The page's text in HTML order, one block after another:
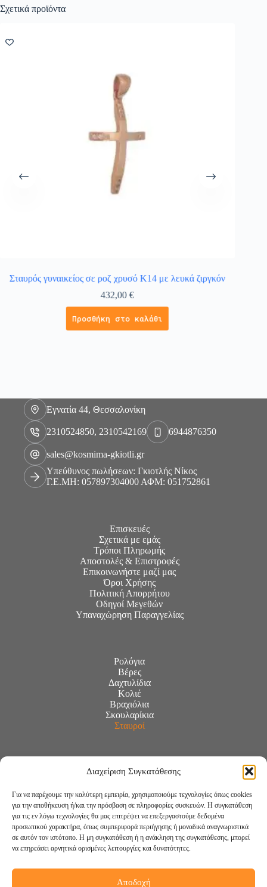
Διαχείριση Συγκατάθεσης
Για να παρέχουμε την καλύτερη εμπειρία, χρησιμοποιούμε τεχνολογίες όπως cookies
για την αποθήκευση ή/και την πρόσβαση σε πληροφορίες συσκευών. Η συγκατάθεση
για τις εν λόγω τεχνολογίες θα μας επιτρέψει να επεξεργαστούμε δεδομένα
προσωπικού χαρακτήρα, όπως συμπεριφορά περιήγησης ή μοναδικά αναγνωριστικά
σε αυτόν τον ιστότοπο. Η μη συγκατάθεση ή η ανάκληση της συγκατάθεσης, μπορεί
να επηρεάσει αρνητικά ορισμένες λειτουργίες και δυνατότητες.
Αποδοχή
Σχετικά προϊόντα
Σταυρός γυναικείος σε ροζ χρυσό Κ14 με λευκά ζιργκόν
432,00€
Προσθήκη στο καλάθι
Εγνατία 44, Θεσσαλονίκη
2310524850, 2310542169 6944876350
sales@kosmima-gkiotli.gr
Υπεύθυνος πωλήσεων: Γκιοτλής Νίκος
Γ.Ε.ΜΗ: 057897304000 ΑΦΜ: 051752861
Επισκευές
Σχετικά με εμάς
Τρόποι Πληρωμής
Αποστολές & Επιστροφές
Επικοινωνήστε μαζί μας
Όροι Χρήσης
Πολιτική Απορρήτου
Οδηγοί Μεγεθών
Υπαναχώρηση Παραγγελίας
Ρολόγια
Βέρες
Δαχτυλίδια
Κολιέ
Βραχιόλια
Σκουλαρίκια
Σταυροί